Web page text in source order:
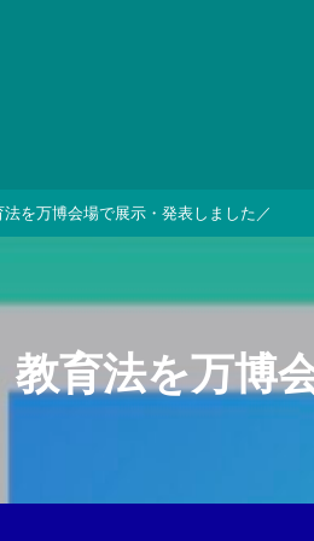
を万博会場で展示・発表しました／
育法を万博